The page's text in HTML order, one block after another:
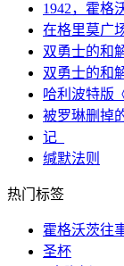
1942，霍格
在格里莫广
双勇士的和
双勇士的和
哈利波特版
被罗琳删掉
记_
缄默法则
热门标签
霍格沃茨往
圣杯